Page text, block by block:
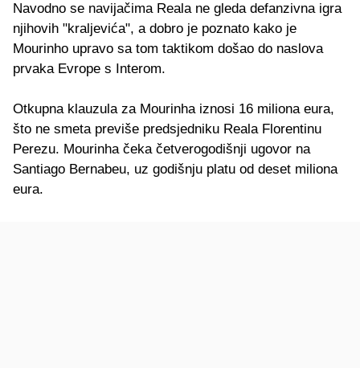
Navodno se navijačima Reala ne gleda defanzivna igra
njihovih "kraljevića", a dobro je poznato kako je
Mourinho upravo sa tom taktikom došao do naslova
prvaka Evrope s Interom.
Otkupna klauzula za Mourinha iznosi 16 miliona eura,
što ne smeta previše predsjedniku Reala Florentinu
Perezu. Mourinha čeka četverogodišnji ugovor na
Santiago Bernabeu, uz godišnju platu od deset miliona
eura.